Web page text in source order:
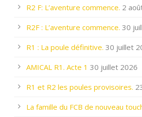
R2 F: L’aventure commence. 2
R2F : L’aventure commence. 30
R1 : La poule définitive. 30 juillet
AMICAL R1. Acte 1 30 juillet 2026
R1 et R2 les poules provisoires.
La famille du FCB de nouveau